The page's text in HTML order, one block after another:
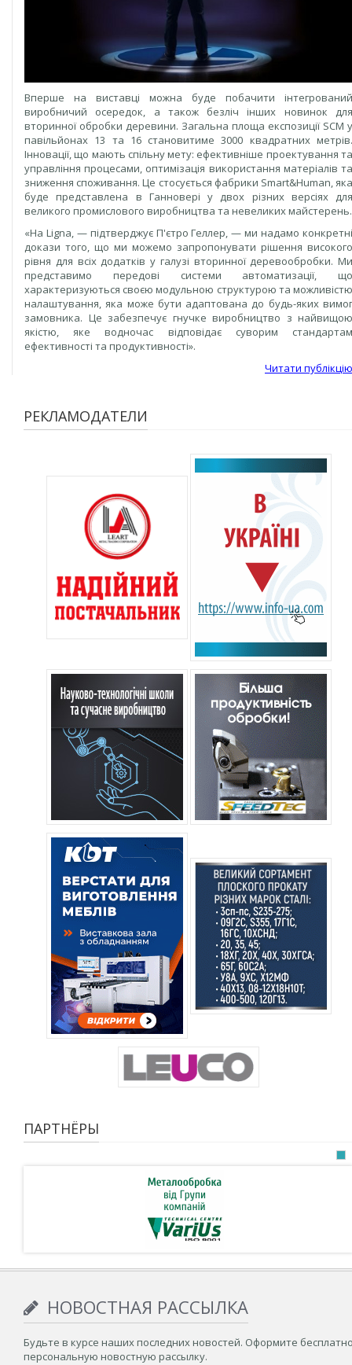
Вперше на виставці можна буде побачити інтегрований
виробничий осередок, а також безліч інших новинок для
вторинної обробки деревини. Загальна площа експозиції SCM у
павільйонах 13 та 16 становитиме 3000 квадратних метрів.
Інновації, що мають спільну мету: ефективніше проектування та
управління процесами, оптимізація використання матеріалів та
зниження споживання. Це стосується фабрики Smart&Human, яка
буде представлена в Ганновері у двох різних версіях для
великого промислового виробництва та невеликих майстерень.
«На Ligna, — підтверджує П'єтро Геллер, — ми надамо конкретні
докази того, що ми можемо запропонувати рішення високого
рівня для всіх додатків у галузі вторинної деревообробки. Ми
представимо передові системи автоматизації, що
характеризуються своєю модульною структурою та можливістю
налаштування, яка може бути адаптована до будь-яких вимог
замовника. Це забезпечує гнучке виробництво з найвищою
якістю, яке водночас відповідає суворим стандартам
ефективності та продуктивності».
Читати публікцію
РЕКЛАМОДАТЕЛИ
ПАРТНЁРЫ
НОВОСТНАЯ РАССЫЛКА
Будьте в курсе наших последних новостей. Оформите
персональную новостную рассылку.